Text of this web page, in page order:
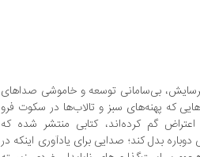
بی‌سامانی توسعه و خاموشی صداهای
که پهنه‌های سبز و تالاب‌ها در سکوت فرو
گم کرده‌اند، کتابی منتشر شده که
بدل کند؛ صدایی برای یادآوری اینکه در